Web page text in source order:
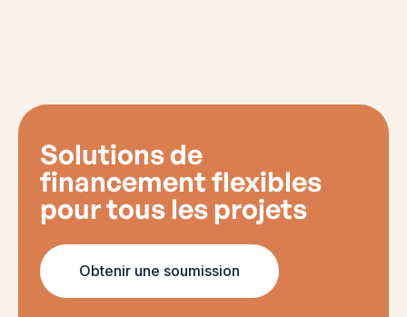
Solutions de
financement flexibles
pour tous les projets
Obtenir une soumission